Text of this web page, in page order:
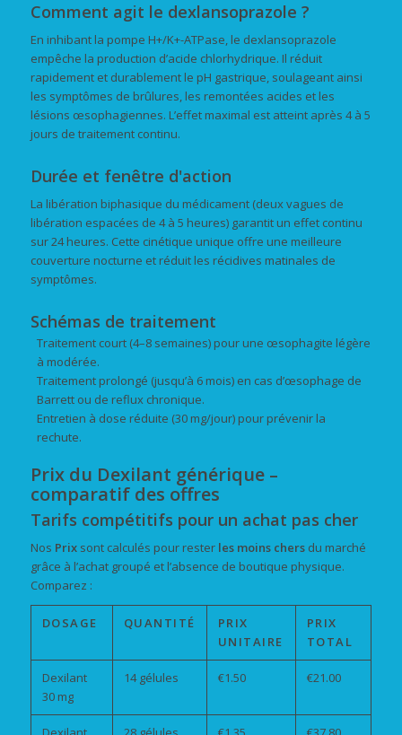
Comment agit le dexlansoprazole ?
En inhibant la pompe H+/K+-ATPase, le dexlansoprazole
empêche la production d’acide chlorhydrique. Il réduit
rapidement et durablement le pH gastrique, soulageant ainsi
les symptômes de brûlures, les remontées acides et les
lésions œsophagiennes. L’effet maximal est atteint après 4 à 5
jours de traitement continu.
Durée et fenêtre d'action
La libération biphasique du médicament (deux vagues de
libération espacées de 4 à 5 heures) garantit un effet continu
sur 24 heures. Cette cinétique unique offre une meilleure
couverture nocturne et réduit les récidives matinales de
symptômes.
Schémas de traitement
Traitement court (4–8 semaines) pour une œsophagite légère
à modérée.
Traitement prolongé (jusqu’à 6 mois) en cas d’œsophage de
Barrett ou de reflux chronique.
Entretien à dose réduite (30 mg/jour) pour prévenir la
rechute.
Prix du Dexilant générique –
comparatif des offres
Tarifs compétitifs pour un achat pas cher
Nos Prixsont calculés pour rester les moins chersdu marché
grâce à l’achat groupé et l’absence de boutique physique.
Comparez :
DOSAGE QUANTITÉ
PRIX
UNITAIRE
PRIX
TOTAL
Dexilant
30 mg
14 gélules €1.50 €21.00